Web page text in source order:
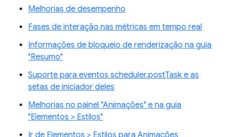
Melhorias de desempenho
Fases de interação nas métricas em tempo real
Informações de bloqueio de renderização na guia
"Resumo"
Suporte para eventos scheduler.postTask e as
setas de iniciador deles
Melhorias no painel "Animações" e na guia
"Elementos > Estilos"
Ir de Elementos > Estilos para Animações